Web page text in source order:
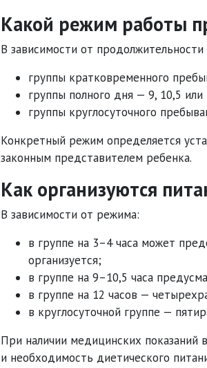
Какой режим работы
В зависимости от
группы кратковременного
группы полного дня — 9, 10,5 или
группы круглосуточного
Конкретный режим определяется
законным представителем ребенка.
Как организуются
В зависимости от режима:
в группе на 3–4 часа может
организуется;
в группе на 9–10,5 часа
в группе на 12 часов —
в круглосуточной группе —
При наличии медицинских показаний
и необходимость диетического